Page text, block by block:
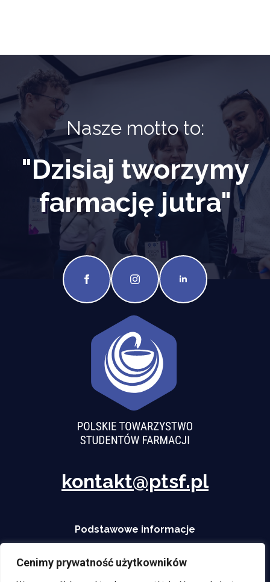
Cenimy prywatność użytkowników
Nasze motto to:
"Dzisiaj tworzymy
farmację jutra"
kontakt@ptsf.pl
Podstawowe informacje
Polityka prywatności